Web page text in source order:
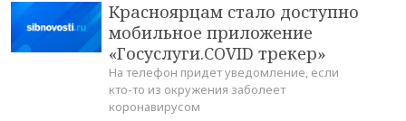
Красноярцам стало доступно
мобильное приложение
«Госуслуги.COVID трекер»
На телефон придет уведомление, если
кто-то из окружения заболеет
коронавирусом